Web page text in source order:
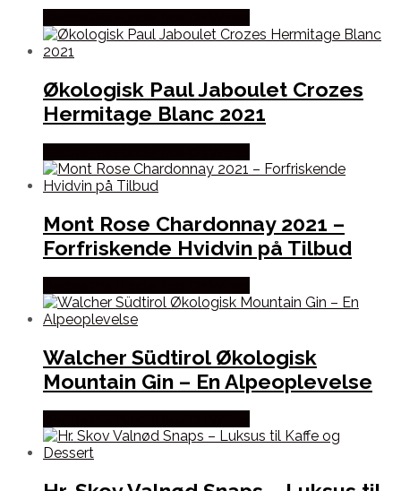
Økologisk Paul Jaboulet Crozes
Hermitage Blanc 2021
Mont Rose Chardonnay 2021 –
Forfriskende Hvidvin på Tilbud
Walcher Südtirol Økologisk
Mountain Gin – En Alpeoplevelse